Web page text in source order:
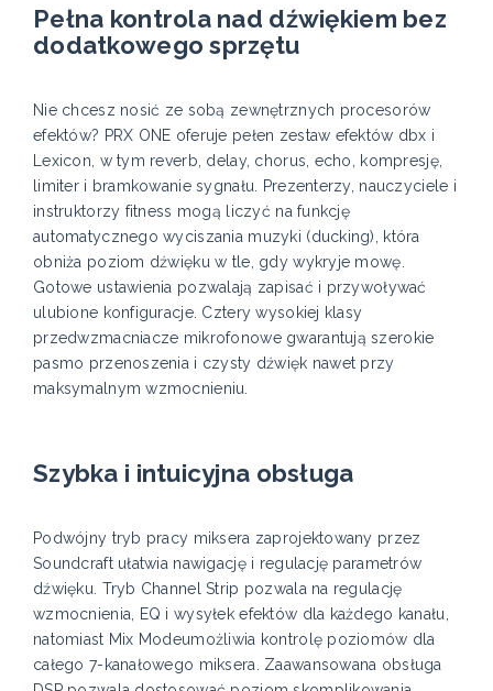
Pełna kontrola nad dźwiękiem bez
dodatkowego sprzętu
Nie chcesz nosić ze sobą zewnętrznych procesorów
efektów? PRX ONE oferuje pełen zestaw efektów dbx i
Lexicon, w tym reverb, delay, chorus, echo, kompresję,
limiter i bramkowanie sygnału. Prezenterzy, nauczyciele i
instruktorzy fitness mogą liczyć na funkcję
automatycznego wyciszania muzyki (ducking), która
obniża poziom dźwięku w tle, gdy wykryje mowę.
Gotowe ustawienia pozwalają zapisać i przywoływać
ulubione konfiguracje. Cztery wysokiej klasy
przedwzmacniacze mikrofonowe gwarantują szerokie
pasmo przenoszenia i czysty dźwięk nawet przy
maksymalnym wzmocnieniu.
Szybka i intuicyjna obsługa
Podwójny tryb pracy miksera zaprojektowany przez
Soundcraft ułatwia nawigację i regulację parametrów
dźwięku. Tryb Channel Strip pozwala na regulację
wzmocnienia, EQ i wysyłek efektów dla każdego kanału,
natomiast Mix Modeumożliwia kontrolę poziomów dla
całego 7-kanałowego miksera. Zaawansowana obsługa